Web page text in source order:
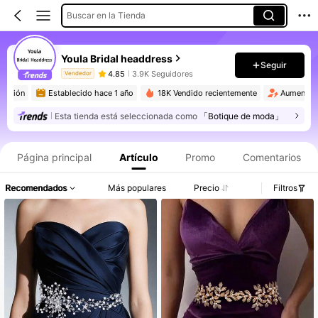
Buscar en la Tienda
Youla Bridal headdress
Vendedor 4.85 3.9K Seguidores
Seguir
Establecido hace 1 año 18K Vendido recientemente Aumento
Esta tienda está seleccionada como 「Botique de moda」
Página principal Artículo Promo Comentarios
Recomendados Más populares Precio Filtros